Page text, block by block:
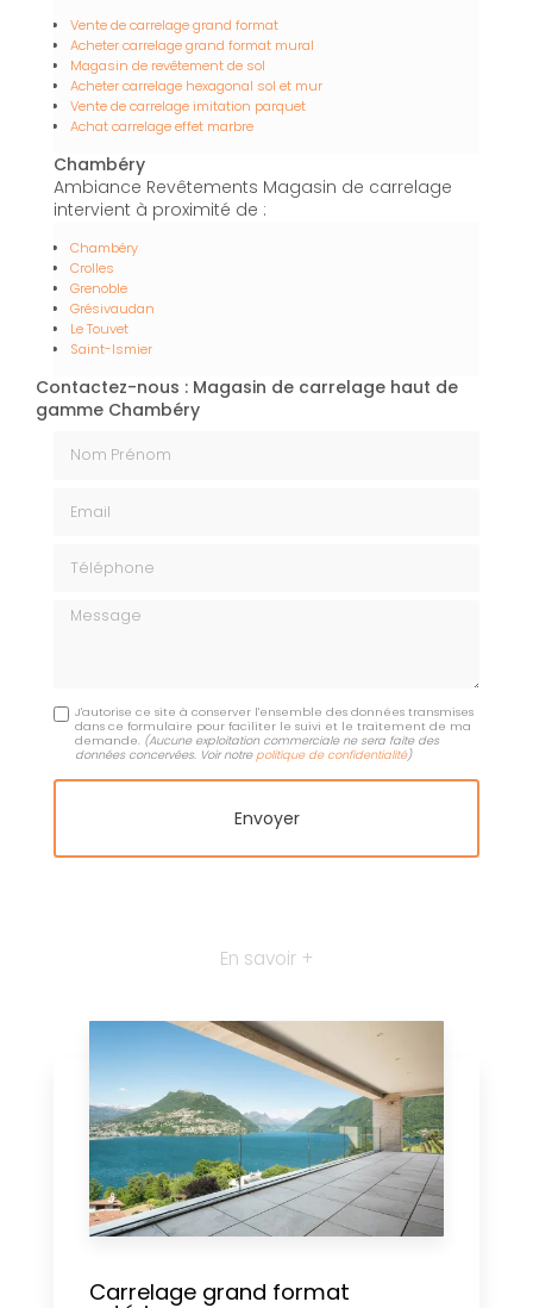
Vente de carrelage grand format
Acheter carrelage grand format mural
Magasin de revêtement de sol
Acheter carrelage hexagonal sol et mur
Vente de carrelage imitation parquet
Achat carrelage effet marbre
Chambéry
Ambiance Revêtements Magasin de carrelage
intervient à proximité de :
Chambéry
Crolles
Grenoble
Grésivaudan
Le Touvet
Saint-Ismier
Contactez-nous : Magasin de carrelage haut de
gamme Chambéry
Message
J'autorise ce site à conserver l'ensemble des données transmises
dans ce formulaire pour faciliter le suivi et le traitement de ma
demande. (Aucune exploitation commerciale ne sera faite des
données concervées. Voir notre politique de confidentialité)
En savoir +
Carrelage grand format